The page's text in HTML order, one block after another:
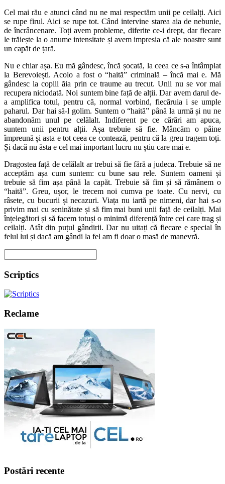
Cel mai rău e atunci când nu ne mai respectăm unii pe ceilalți. Aici
se rupe firul. Aici se rupe tot. Când intervine starea aia de nebunie,
de încrâncenare. Toți avem probleme, diferite ce-i drept, dar fiecare
le trăiește la o anume intensitate și avem impresia că ale noastre sunt
un capăt de țară.
Nu e chiar așa. Eu mă gândesc, încă șocată, la ceea ce s-a întâmplat
la Berevoiești. Acolo a fost o “haită” criminală – încă mai e. Mă
gândesc la copiii ăia prin ce traume au trecut. Unii nu se vor mai
recupera niciodată. Noi suntem bine față de alții. Dar avem darul de-
a amplifica totul, pentru că, normal vorbind, fiecăruia i se umple
paharul. Dar hai să-l golim. Suntem o “haită” până la urmă și nu ne
abandonăm unul pe celălalt. Indiferent pe ce cărări am apuca,
suntem unii pentru alții. Așa trebuie să fie. Mâncăm o pâine
împreună și asta e tot ceea ce contează, pentru că la greu tragem toți.
Și dacă nu ăsta e cel mai important lucru nu știu care mai e.
Dragostea față de celălalt ar trebui să fie fără a judeca. Trebuie să ne
acceptăm așa cum suntem: cu bune sau rele. Suntem oameni și
trebuie să fim așa până la capăt. Trebuie să fim și să rămânem o
“haită”. Greu, ușor, le trecem noi cumva pe toate. Cu nervi, cu
râsete, cu bucurii și necazuri. Viața nu iartă pe nimeni, dar hai s-o
privim mai cu seninătate și să fim mai buni unii față de ceilalți. Mai
înțelegători și să facem totuși o minimă diferență între cei care trag și
ceilalți. Atât din puțul gândirii. Dar nu uitați că fiecare e special în
felul lui și dacă am gândi la fel am fi doar o masă de manevră.
Scriptics
Reclame
Postări recente